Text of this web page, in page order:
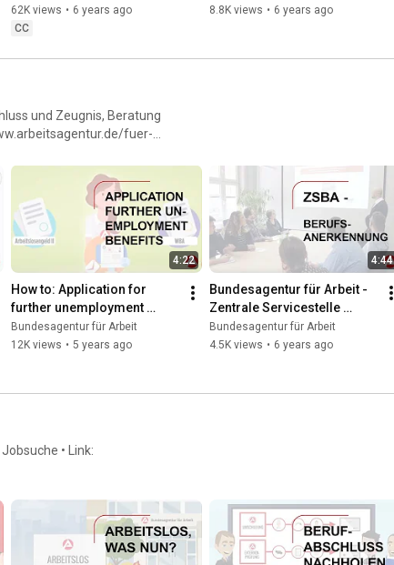
skilled workers from
abroad
62K views • 6 years ago
CC
8.8K views • 6 years ago
und Zeugnis, Beratung
fuer-
4:22
How to: Application for
further unemployment
benefits -
Weiterbewilligungantrag 📝
Bundesagentur für Arbeit
12K views • 5 years ago
4:44
Bundesagentur für Arbeit -
Zentrale Servicestelle
Berufsanerkennung (ZSBA)
Bundesagentur für Arbeit
4.5K views • 6 years ago
• Link: